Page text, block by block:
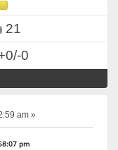
21
0
am »
pm